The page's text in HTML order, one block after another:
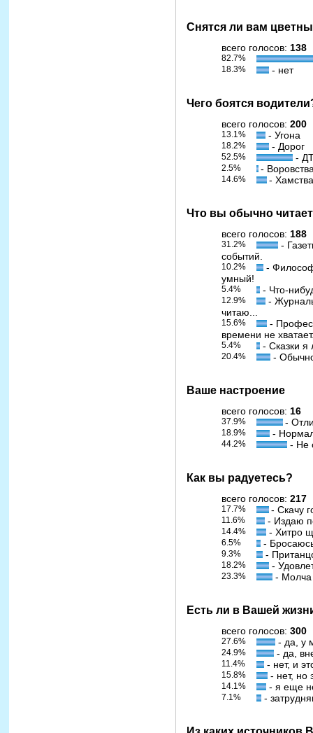
Снятся ли вам
всего голосов: 138
82.7%
18.3%
- нет
Чего боятся
всего голосов: 200
13.1% - Угона
18.2% - Дорог
52.5% -
2.5% -
14.6% -
Что вы обычно
всего голосов: 188
31.2%
-
событий.
10.2%
-
умный!
5.4% - Что-
12.9%
-
читаю...
15.6%
-
времени не
5.4% - Сказки я
20.4% -
Ваше настроение
всего голосов: 16
37.9% -
18.9% -
44.2% - Не
Как вы радуетесь?
всего голосов: 217
17.7% - Скачу
11.6% - Издаю
14.4% - Хитро
6.5% -
9.3% -
18.2% -
23.3% - Молча
Есть ли в Вашей
всего голосов: 300
27.6% - да, у
24.9% - да,
11.4% - нет, и
15.8% - нет, но
14.1% - я еще
7.1% -